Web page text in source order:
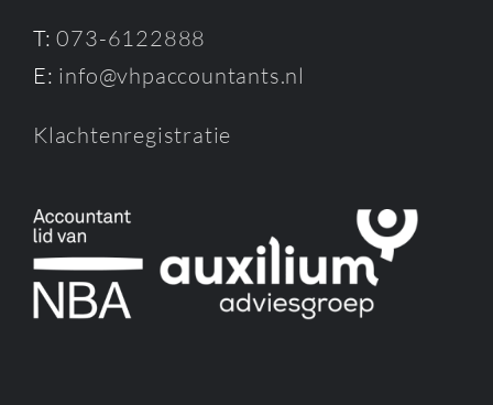
T:073-6122888
E: info@vhpaccountants.nl
Klachtenregistratie